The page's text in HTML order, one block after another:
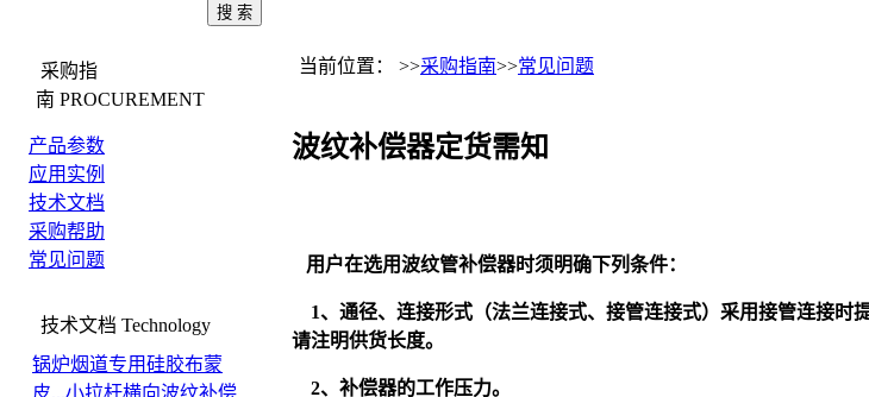
采购指
南 PROCUREMENT
产品参数
应用实例
技术文档
采购帮助
常见问题
技术文档 Technology
锅炉烟道专用硅胶布蒙
皮...小拉杆横向波纹补偿
当前位置： >>采购指南>>常见问题
波纹补偿器定货需知
用户在选用波纹管补偿器时须明确下列条件：
1、通径、连接形式（法兰连接式、接管连接式）采用接管连接
请注明供货长度。
2、补偿器的工作压力。